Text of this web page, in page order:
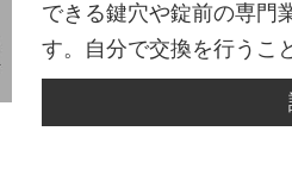
できる鍵穴や錠前の専門
す。自分で交換を行うこ